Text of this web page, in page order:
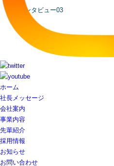
ホーム
社長メッセージ
会社案内
事業内容
先輩紹介
採用情報
お知らせ
お問い合わせ